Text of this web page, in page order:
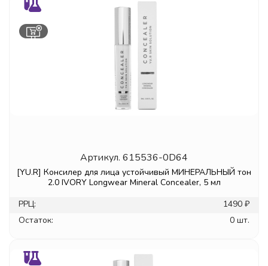
Артикул. 615536-0D64
[YU.R] Консилер для лица устойчивый МИНЕРАЛЬНЫЙ тон
2.0 IVORY Longwear Mineral Concealer, 5 мл
РРЦ:
1490 ₽
Остаток:
0 шт.